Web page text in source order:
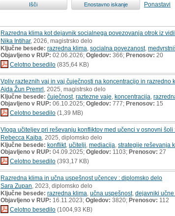
Ponastavi
Razredna klima kot dejavnik socialnega povezovanja otrok iz
Nika Intihar, 2026, magistrsko delo
Ključne besede: razredna klima socialna povezanost,
Objavljeno v RUP: 02.06.2026; Ogledov: 366; Prenosov: 20
Celotno besedilo (835,64 KB)
Vpliv razteznih vaj in vaj čuječnosti na koncentracijo in
Ajda Žun Premrl , 2025, magistrsko delo
Ključne besede: čuječnost, raztezne vaje koncentracija
Objavljeno v RUP: 06.10.2025; Ogledov: 777; Prenosov: 15
Celotno besedilo (1,39 MB)
Vloga učiteljev pri reševanju konfliktov med učenci v osnovni
Rebecca Kajba , 2025, diplomsko delo
Ključne besede: konflikt, učitelji mediacija strategije reševanja
Objavljeno v RUP: 04.09.2025; Ogledov: 1103; Prenosov: 27
Celotno besedilo (393,17 KB)
Razredna klima in učna uspešnost učencev : diplomsko delo
Sara Zupan , 2023, diplomsko delo
Ključne besede: razredna klima učna uspešnost, dejavniki
Objavljeno v RUP: 16.11.2023; Ogledov: 3820; Prenosov: 112
Celotno besedilo (1004,93 KB)